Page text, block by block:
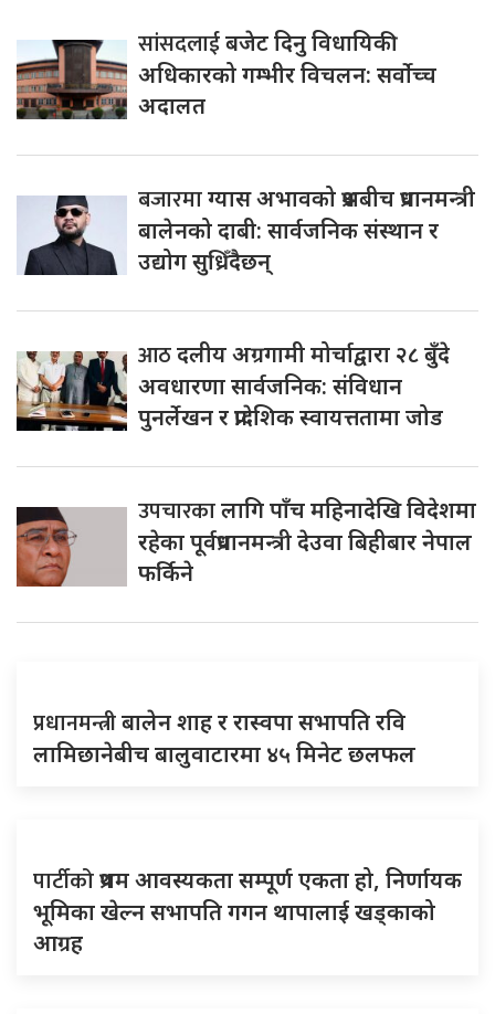
सांसदलाईबजेट दिनु विधायिकी
अधिकारको गम्भीर विचलन: सर्वोच्च
अदालत
बजारमाग्यास अभावको प्रश्नबीच प्रधानमन्त्री
बालेनको दाबी: सार्वजनिक संस्थान र
उद्योग सुध्रिँदैछन्
आठदलीय अग्रगामी मोर्चाद्वारा २८ बुँदे
अवधारणा सार्वजनिक: संविधान
पुनर्लेखन र प्रादेशिक स्वायत्ततामा जोड
उपचारकालागि पाँच महिनादेखि विदेशमा
रहेका पूर्वप्रधानमन्त्री देउवा बिहीबार नेपाल
फर्किने
प्रधानमन्त्रीबालेन शाह र रास्वपा सभापति रवि
लामिछानेबीच बालुवाटारमा ४५ मिनेट छलफल
पार्टीकोप्रथम आवस्यकता सम्पूर्ण एकता हो, निर्णायक
भूमिका खेल्न सभापति गगन थापालाई खड्काको
आग्रह